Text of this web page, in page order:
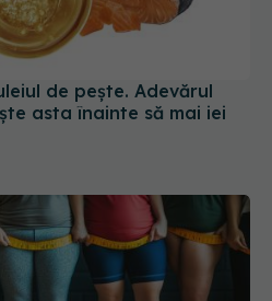
de pește. Adevărul
asta înainte să mai iei